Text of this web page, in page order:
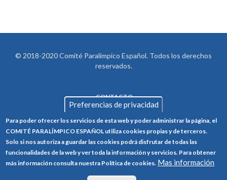
© 2018-2020 Comité Paralímpico Español. Todos los derechos
reservados.
FOOTER
CONTACTO
POLÍTICA DE PRIVACIDAD
POLÍTICA DE COOKIES
CANAL ÉTICO
TRABAJA CON NOSOTROS
Preferencias de privacidad
Para poder ofrecer los servicios de esta web y poder administrar la página, el
COMITÉ PARALÍMPICO ESPAÑOL utiliza cookies propias y de terceros.
Solo si nos autoriza a guardar las cookies podrá disfrutar de todas las
funcionalidades de la web y ver toda la información y servicios. Para obtener
más información consulta nuestra Política de cookies. Mas información